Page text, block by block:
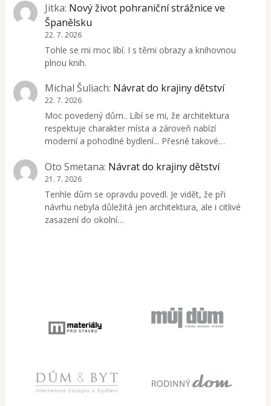
Jitka: Nový život pohraniční strážnice ve
Španělsku
22. 7. 2026
Tohle se mi moc líbí. I s těmi obrazy a knihovnou
plnou knih.
Michal Šuliach: Návrat do krajiny dětství
22. 7. 2026
Moc povedený dům.. Líbí se mi, že architektura
respektuje charakter místa a zároveň nabízí
moderní a pohodlné bydlení... Přesně takové…
Oto Smetana: Návrat do krajiny dětství
21. 7. 2026
Tenhle dům se opravdu povedl. Je vidět, že při
návrhu nebyla důležitá jen architektura, ale i citlivé
zasazení do okolní…